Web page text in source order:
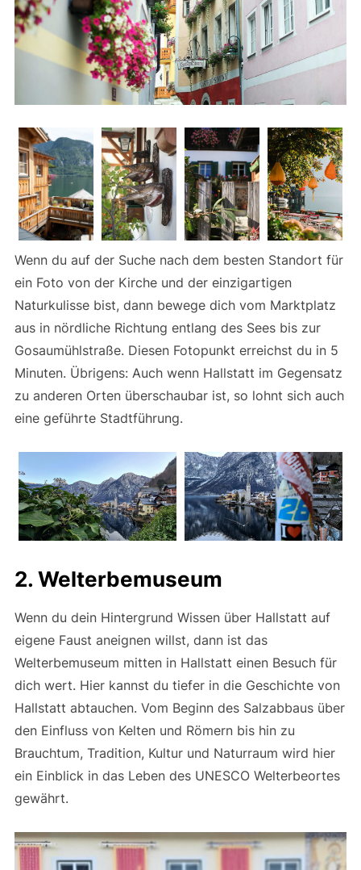
Wenn du auf der Suche nach dem besten Standort für
ein Foto von der Kirche und der einzigartigen
Naturkulisse bist, dann bewege dich vom Marktplatz
aus in nördliche Richtung entlang des Sees bis zur
Gosaumühlstraße. Diesen Fotopunkt erreichst du in 5
Minuten. Übrigens: Auch wenn Hallstatt im Gegensatz
zu anderen Orten überschaubar ist, so lohnt sich auch
eine geführte Stadtführung.
2. Welterbemuseum
Wenn du dein Hintergrund Wissen über Hallstatt auf
eigene Faust aneignen willst, dann ist das
Welterbemuseum mitten in Hallstatt einen Besuch für
dich wert. Hier kannst du tiefer in die Geschichte von
Hallstatt abtauchen. Vom Beginn des Salzabbaus über
den Einfluss von Kelten und Römern bis hin zu
Brauchtum, Tradition, Kultur und Naturraum wird hier
ein Einblick in das Leben des UNESCO Welterbeortes
gewährt.